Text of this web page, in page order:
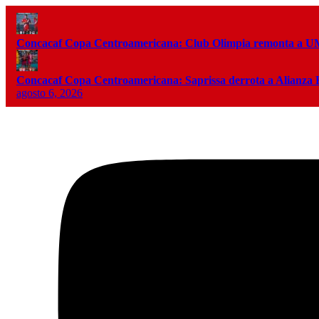
Concacaf Copa Centroamericana: Club Olimpia remonta a
Concacaf Copa Centroamericana: Saprissa derrota a Alianza
agosto 6, 2026